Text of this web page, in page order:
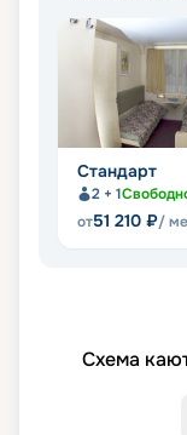
Стандарт
2 + 1
от51 210 ₽/
Схема